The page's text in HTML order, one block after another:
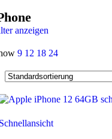
anzeigen
9 12 18 24